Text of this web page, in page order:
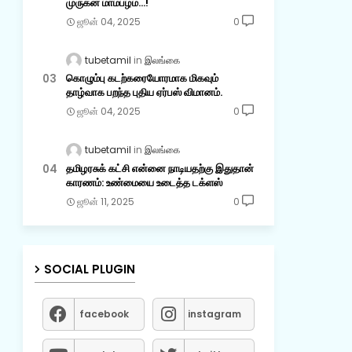
முருகன் மாம்பழம்...!
ஜூன் 04, 2025 0
tubetamil இலங்கை
கொழும்பு கடற்கரையோரமாக மிகவும்
தாழ்வாக பறந்த புதிய ஏர்பஸ் விமானம்.
ஜூன் 04, 2025 0
tubetamil இலங்கை
தமிழரசுக் கட்சி என்னை நாடியதற்கு இதுதான்
காரணம்: உண்மையை உடைத்த டக்ளஸ்
ஜூன் 11, 2025 0
SOCIAL PLUGIN
facebook instagram